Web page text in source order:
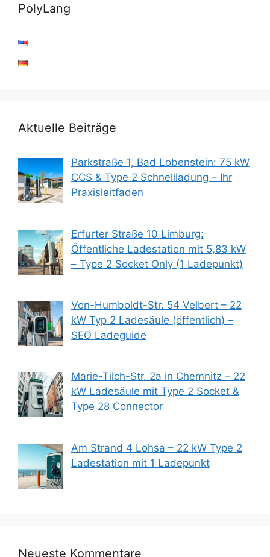
PolyLang
Aktuelle Beiträge
Parkstraße 1, Bad Lobenstein: 75 kW
CCS & Type 2 Schnellladung – Ihr
Praxisleitfaden
Erfurter Straße 10 Limburg:
Öffentliche Ladestation mit 5,83 kW
– Type 2 Socket Only (1 Ladepunkt)
Von-Humboldt-Str. 54 Velbert – 22
kW Typ 2 Ladesäule (öffentlich) –
SEO Ladeguide
Marie-Tilch-Str. 2a in Chemnitz – 22
kW Ladesäule mit Type 2 Socket &
Type 28 Connector
Am Strand 4 Lohsa – 22 kW Type 2
Ladestation mit 1 Ladepunkt
Neueste Kommentare